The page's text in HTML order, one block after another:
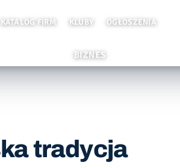
KATALOG FIRM KLUBY OGŁOSZENIA
BIZNES
tradycja